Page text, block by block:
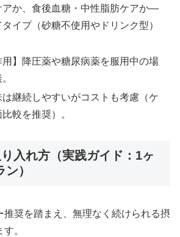
アか、食後血糖・中性脂肪ケアか—
イプ（砂糖不使用やドリンク型）
用】降圧薬や糖尿病薬を服用中の場
は継続しやすいがコストも考慮（ケ
較を推奨）。
入れ方（実践ガイド：1ヶ
）
推奨を踏まえ、無理なく続けられる摂
。